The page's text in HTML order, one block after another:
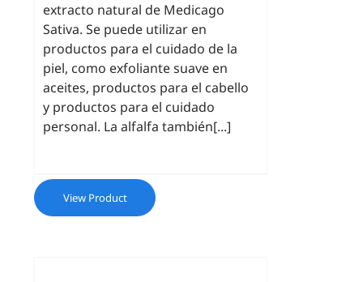
extracto natural de Medicago
Sativa. Se puede utilizar en
productos para el cuidado de la
piel, como exfoliante suave en
aceites, productos para el cabello
y productos para el cuidado
personal. La alfalfa también[...]
View Product